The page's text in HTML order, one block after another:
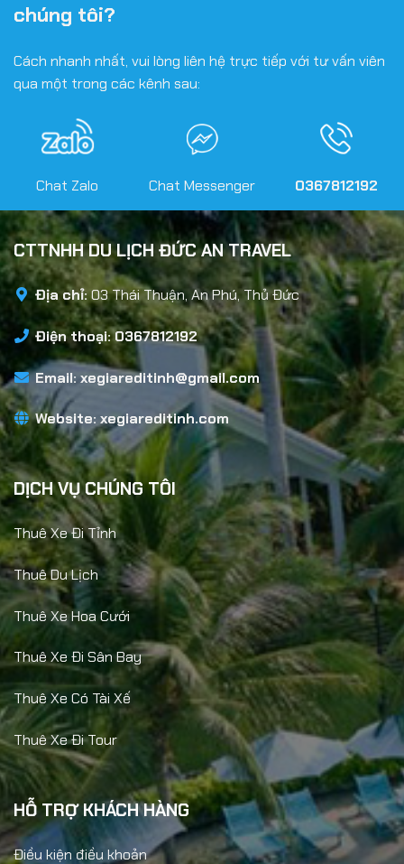
chúng tôi?
Cách nhanh nhất, vui lòng liên hệ trực tiếp với tư vấn viên
qua một trong các kênh sau:
Chat Zalo Chat Messenger 0367812192
CTTNHH DU LỊCH ĐỨC AN TRAVEL
Địa chỉ:03 Thái Thuận, An Phú, Thủ Đức
Điện thoại: 0367812192
Email: xegiareditinh@gmail.com
Website: xegiareditinh.com
DỊCH VỤ CHÚNG TÔI
Thuê Xe Đi Tỉnh
Thuê Du Lịch
Thuê Xe Hoa Cưới
Thuê Xe Đi Sân Bay
Thuê Xe Có Tài Xế
Thuê Xe Đi Tour
HỖ TRỢ KHÁCH HÀNG
Điều kiện điều khoản